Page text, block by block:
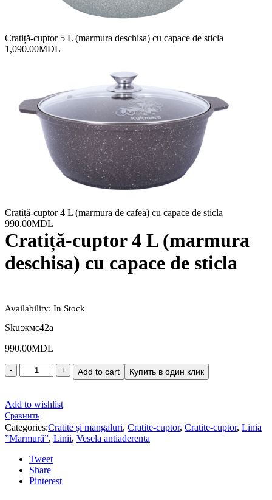
Cratiță-cuptor 5 L (marmura deschisa) cu сapace de sticla
1,090.00MDL
Cratiță-cuptor 4 L (marmura de cafea) cu сapace de sticla
990.00MDL
Cratiță-cuptor 4 L (marmura
deschisa) cu сapace de sticla
Availability: In Stock
Sku:жмс42а
990.00MDL
Add to cart Купить в один клик
Add to wishlist
Сравнить
Categories:Cratite și mangaluri, Cratite-cuptor, Cratite-cuptor, Linia
”Marmură”, Linii, Vesela antiaderenta
Tweet
Share
Pinterest